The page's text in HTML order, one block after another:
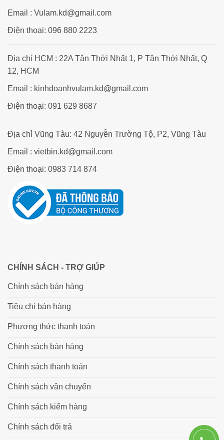
Email : Vulam.kd@gmail.com
Điện thoại: 096 880 2223
Địa chỉ HCM : 22A Tân Thới Nhất 1, P Tân Thới Nhất, Q
12, HCM
Email : kinhdoanhvulam.kd@gmail.com
Điện thoại: 091 629 8687
Địa chỉ Vũng Tàu: 42 Nguyễn Trường Tộ, P2, Vũng Tàu
Email : vietbin.kd@gmail.com
Điện thoại: 0983 714 874
CHÍNH SÁCH - TRỢ GIÚP
Chính sách bán hàng
Tiêu chí bán hàng
Phương thức thanh toán
Chính sách bán hàng
Chính sách thanh toán
Chính sách vận chuyển
Chính sách kiểm hàng
Chính sách đổi trả